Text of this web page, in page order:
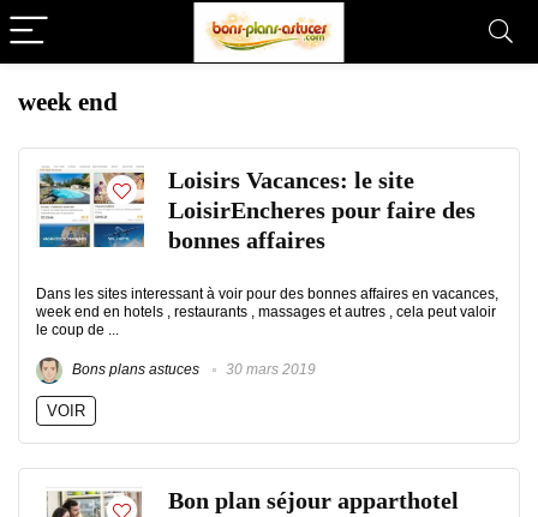
week end
Loisirs Vacances: le site
LoisirEncheres pour faire des
bonnes affaires
Dans les sites interessant à voir pour des bonnes affaires en vacances,
week end en hotels , restaurants , massages et autres , cela peut valoir
le coup de ...
Bons plans astuces 30 mars 2019
VOIR
Bon plan séjour apparthotel